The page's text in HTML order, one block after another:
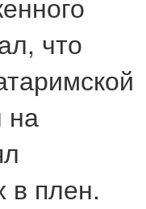
что
на
в плен.